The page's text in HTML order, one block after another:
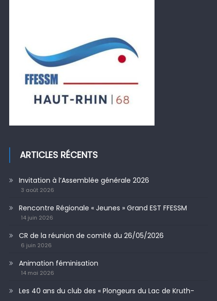
ARTICLES RÉCENTS
Invitation à l’Assemblée générale 2026
3 août 2026
Rencontre Régionale « Jeunes » Grand EST FFESSM
14 juin 2026
CR de la réunion de comité du 26/05/2026
6 juin 2026
Animation féminisation
14 mai 2026
Les 40 ans du club des « Plongeurs du Lac de Kruth-